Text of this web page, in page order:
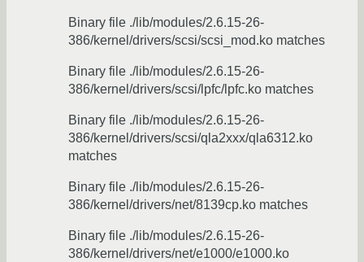
Binary file ./lib/modules/2.6.15-26-
386/kernel/drivers/scsi/scsi_mod.ko matches
Binary file ./lib/modules/2.6.15-26-
386/kernel/drivers/scsi/lpfc/lpfc.ko matches
Binary file ./lib/modules/2.6.15-26-
386/kernel/drivers/scsi/qla2xxx/qla6312.ko
matches
Binary file ./lib/modules/2.6.15-26-
386/kernel/drivers/net/8139cp.ko matches
Binary file ./lib/modules/2.6.15-26-
386/kernel/drivers/net/e1000/e1000.ko